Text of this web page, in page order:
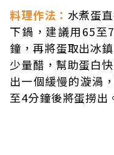
料理作法： 水煮蛋
下鍋，建議用65至
鐘，再將蛋取出冰
少量醋，幫助蛋白
出一個緩慢的漩渦
至4分鐘後將蛋撈出